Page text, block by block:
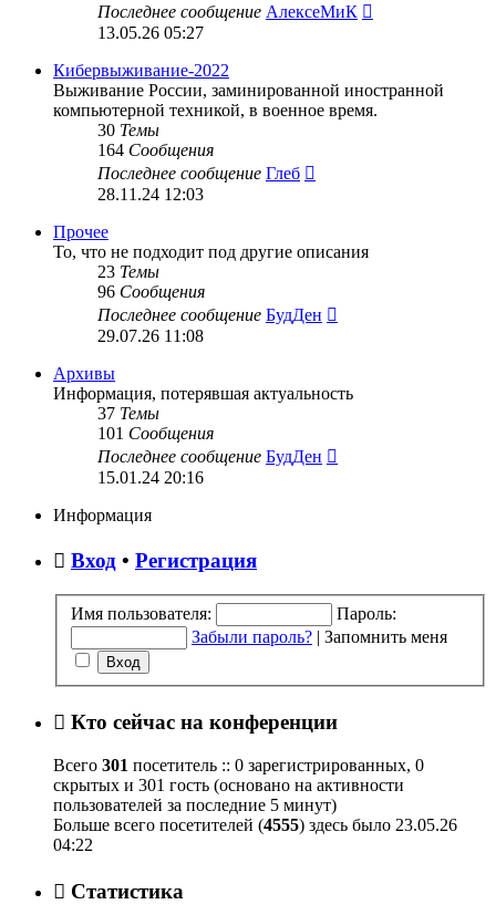
Последнее сообщение АлексеМиК
13.05.26 05:27
Кибервыживание-2022
Выживание России, заминированной иностранной
компьютерной техникой, в военное время.
30 Темы
164 Сообщения
Последнее сообщение Глеб
28.11.24 12:03
Прочее
То, что не подходит под другие описания
23 Темы
96 Сообщения
Последнее сообщение БудДен
29.07.26 11:08
Архивы
Информация, потерявшая актуальность
37 Темы
101 Сообщения
Последнее сообщение БудДен
15.01.24 20:16
Информация
Вход • Регистрация
Имя пользователя:
Пароль:
Забыли пароль? | Запомнить меня
Кто сейчас на конференции
Всего 301 посетитель :: 0 зарегистрированных, 0
скрытых и 301 гость (основано на активности
пользователей за последние 5 минут)
Больше всего посетителей (4555) здесь было 23.05.26
04:22
Статистика